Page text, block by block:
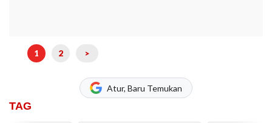
1 2 >
Atur, Baru Temukan
TAG